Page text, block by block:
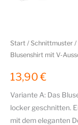
Start / Schnittmuster /
Blusenshirt mit V-
13,90€
Variante A: Das
locker geschnitten.
mit dem eleganten